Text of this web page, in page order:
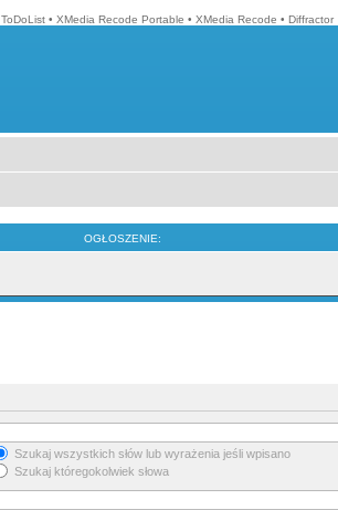
ToDoList • XMedia Recode Portable • XMedia Recode • Diffractor
OGŁOSZENIE:
Szukaj wszystkich słów lub wyrażenia jeśli wpisano
Szukaj któregokolwiek słowa